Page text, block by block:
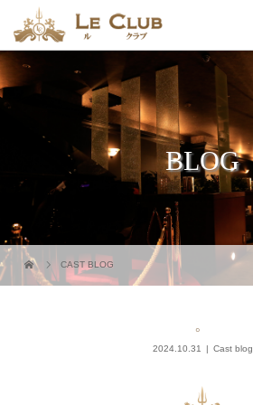
BLOG
CAST BLOG
。
2024.10.31 Cast blog